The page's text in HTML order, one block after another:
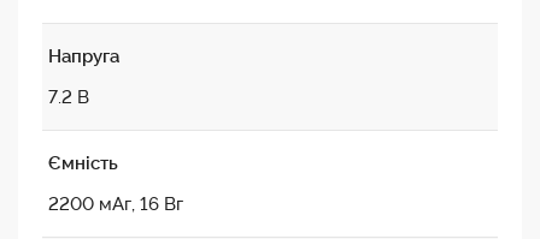
Напруга
7.2 В
Ємність
2200 мAг, 16 Вг